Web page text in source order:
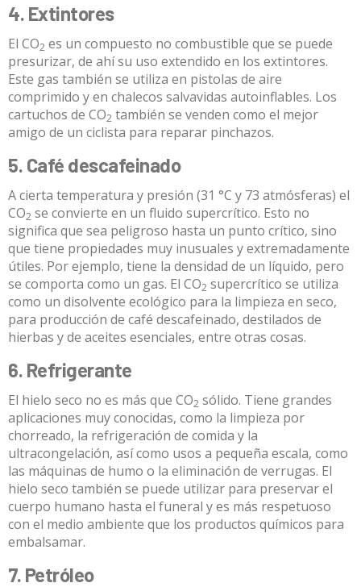
4. Extintores
El CO2 es un compuesto no combustible que se puede
presurizar, de ahí su uso extendido en los extintores.
Este gas también se utiliza en pistolas de aire
comprimido y en chalecos salvavidas autoinflables. Los
cartuchos de CO2 también se venden como el mejor
amigo de un ciclista para reparar pinchazos.
5. Café descafeinado
A cierta temperatura y presión (31 °C y 73 atmósferas) el
CO2 se convierte en un fluido supercrítico. Esto no
significa que sea peligroso hasta un punto crítico, sino
que tiene propiedades muy inusuales y extremadamente
útiles. Por ejemplo, tiene la densidad de un líquido, pero
se comporta como un gas. El CO2 supercrítico se utiliza
como un disolvente ecológico para la limpieza en seco,
para producción de café descafeinado, destilados de
hierbas y de aceites esenciales, entre otras cosas.
6. Refrigerante
El hielo seco no es más que CO2 sólido. Tiene grandes
aplicaciones muy conocidas, como la limpieza por
chorreado, la refrigeración de comida y la
ultracongelación, así como usos a pequeña escala, como
las máquinas de humo o la eliminación de verrugas. El
hielo seco también se puede utilizar para preservar el
cuerpo humano hasta el funeral y es más respetuoso
con el medio ambiente que los productos químicos para
embalsamar.
7. Petróleo